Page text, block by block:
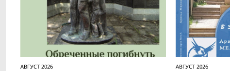
АВГУСТ 2026 АВГУСТ 2026